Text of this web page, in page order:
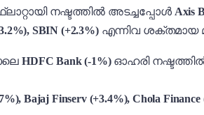
നഷ്ടത്തിൽ അടച്ചപ്പോൾ Axis
SBIN (+2.3%) എന്നിവ ശക്തമായ
HDFC Bank (-1%)ഓഹരി
Bajaj Finserv (+3.4%), Chola